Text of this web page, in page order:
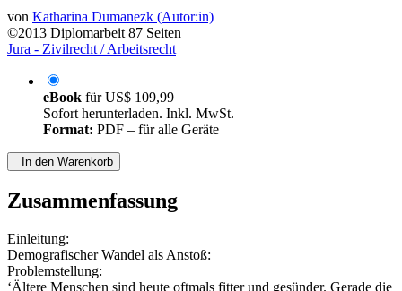
von Katharina Dumanezk (Autor:in)
©2013 Diplomarbeit 87 Seiten
Jura - Zivilrecht / Arbeitsrecht
eBook fürUS$ 109,99
Sofort herunterladen. Inkl. MwSt.
Format: PDF – für alle Geräte
In den Warenkorb
Zusammenfassung
Einleitung:
Demografischer Wandel als Anstoß:
Problemstellung:
‘Ältere Menschen sind heute oftmals fitter und gesünder. Gerade die